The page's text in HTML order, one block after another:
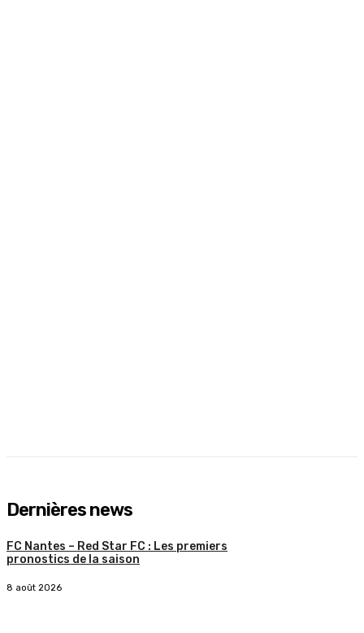
Dernières news
FC Nantes – Red Star FC : Les premiers
pronostics de la saison
8 août 2026